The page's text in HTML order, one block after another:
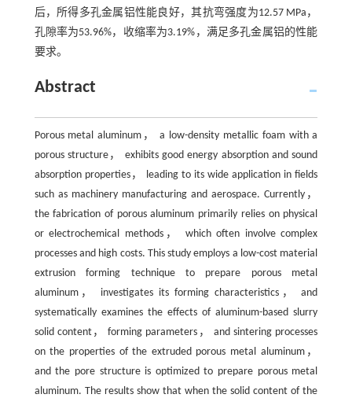
后，所得多孔金属铝性能良好，其抗弯强度为12.57 MPa，
孔隙率为53.96%，收缩率为3.19%，满足多孔金属铝的性能
要求。
Abstract
Porous metal aluminum， a low-density metallic foam with a
porous structure， exhibits good energy absorption and sound
absorption properties， leading to its wide application in fields
such as machinery manufacturing and aerospace. Currently，
the fabrication of porous aluminum primarily relies on physical
or electrochemical methods， which often involve complex
processes and high costs. This study employs a low-cost material
extrusion forming technique to prepare porous metal
aluminum， investigates its forming characteristics， and
systematically examines the effects of aluminum-based slurry
solid content， forming parameters， and sintering processes
on the properties of the extruded porous metal aluminum，
and the pore structure is optimized to prepare porous metal
aluminum. The results show that when the solid content of the